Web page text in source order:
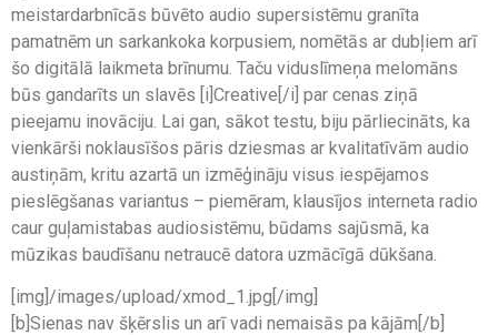
meistardarbnīcās būvēto audio supersistēmu granīta
pamatnēm un sarkankoka korpusiem, nomētās ar dubļiem arī
šo digitālā laikmeta brīnumu. Taču viduslīmeņa melomāns
būs gandarīts un slavēs [i]Creative[/i] par cenas ziņā
pieejamu inovāciju. Lai gan, sākot testu, biju pārliecināts, ka
vienkārši noklausīšos pāris dziesmas ar kvalitatīvām audio
austiņām, kritu azartā un izmēģināju visus iespējamos
pieslēgšanas variantus – piemēram, klausījos interneta radio
caur guļamistabas audiosistēmu, būdams sajūsmā, ka
mūzikas baudīšanu netraucē datora uzmācīgā dūkšana.
[img]/images/upload/xmod_1.jpg[/img]
[b]Sienas nav šķērslis un arī vadi nemaisās pa kājām[/b]